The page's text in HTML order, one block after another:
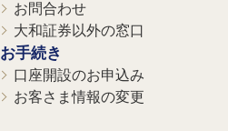
お問合わせ
大和証券以外の窓口
お手続き
口座開設のお申込み
お客さま情報の変更